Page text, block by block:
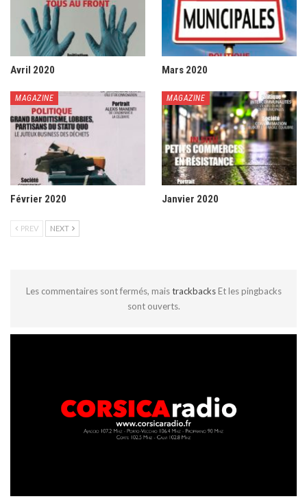
Avril 2020 Mars 2020
MAGAZINE
Février 2020
MAGAZINE
Janvier 2020
PREV NEXT
Les commentaires sont fermés, maistrackbacks Et les pingbacks
sont ouverts.